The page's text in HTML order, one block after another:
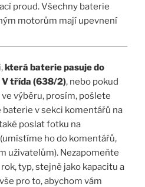
proud. Všechny baterie
motorům mají upevnení
která baterie pasuje do
V třída (638/2), nebo pokud
výběru, prosím, pošlete
v sekci komentářů na
poslat fotku na
ho do komentářů,
uživatelům). Nezapomeňte
typ, stejně jako kapacitu a
pro to, abychom vám